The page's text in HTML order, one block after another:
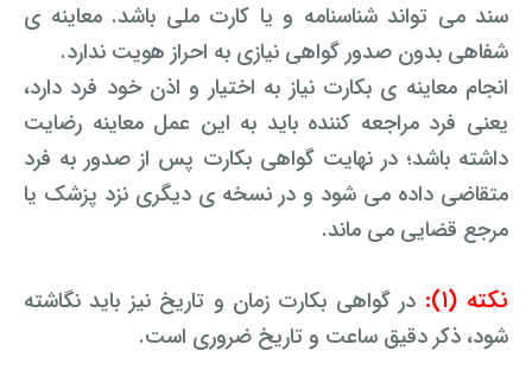
انتشار تصویر و فیلم اشخاص
مشاوره حقوقی جرم هک
مجازات های قانونی در بازی های آنلاین
مشاوره حقوقی جرم لواط
لواط دانش آموزان در مدرسه
مجازات جرم لواط
مشاوره حقوقی جرایم امنیتی داخلی و خارجی
اسید پاشی منتهی به قتل
اسید پاشی منتهی به صدمه
مشاوره حقوقی جرم توهین به مقدسات مذهبی
مشاوره حقوقی جرم رشا و ارتشا
مشاوره حقوقی جرم خودکشی
مشاوره حقوقی مزاحمت واتساپی
رفع بلاتکلیفی زن در طلاق
آموزش طلاق برای ازدواج با مرد بهتر
وکیل مرد برای طلاق
طلاق کی اقسام
حکم طلاق ۵ ساعته
همه چیز درباره عده طلاق بائن خلعی
اعلام آمادگی برای طلاق
وکیل طلاق در گلستان
وکیل طلاق در اهواز
وکیل طلاق در تهران
وکیل طلاق در تبریز
وکیل طلاق در مازندران
وکیل طلاق خیانتی
سند می تواند شناسنامه و یا کارت ملی باشد. معاینه ی
شفاهی بدون صدور گواهی نیازی به احراز هویت ندارد.
انجام معاینه ی بکارت نیاز به اختیار و اذن خود فرد دارد،
یعنی فرد مراجعه کننده باید به این عمل معاینه رضایت
داشته باشد؛ در نهایتگواهی بکارت پس از صدور به فرد
متقاضی داده می شود و در نسخه ی دیگری نزد پزشک یا
مرجع قضایی می ماند.
نکته (۱):
در گواهی بکارت زمان و تاریخ نیز باید نگاشته
شود، ذکر دقیق ساعت و تاریخ ضروری است.